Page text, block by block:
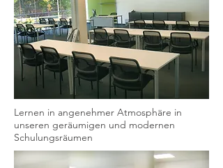
Lernen in angenehmer Atmosphäre in
unseren geräumigen und modernen
Schulungsräumen